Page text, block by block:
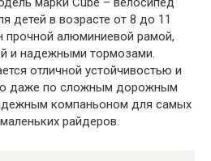
детей в возрасте от 8 до 11
прочной алюминиевой рамой,
и надежными тормозами.
отличной устойчивостью и
даже по сложным дорожным
компаньоном для самых
райдеров.